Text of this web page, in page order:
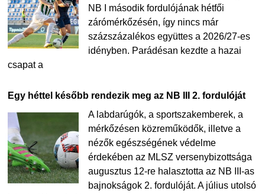
NB I második fordulójának hétfői
zárómérkőzésén, így nincs már
százszázalékos együttes a 2026/27-es
idényben. Parádésan kezdte a hazai
csapat a
Egy héttel később rendezik meg az NB III 2. fordulóját
A labdarúgók, a sportszakemberek, a
mérkőzésen közreműködők, illetve a
nézők egészségének védelme
érdekében az MLSZ versenybizottsága
augusztus 12-re halasztotta az NB III-as
bajnokságok 2. fordulóját. A július utolsó